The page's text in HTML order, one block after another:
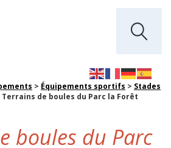
> Équipements sportifs > Stades
Terrains de boules du Parc la Forêt
boules du Parc